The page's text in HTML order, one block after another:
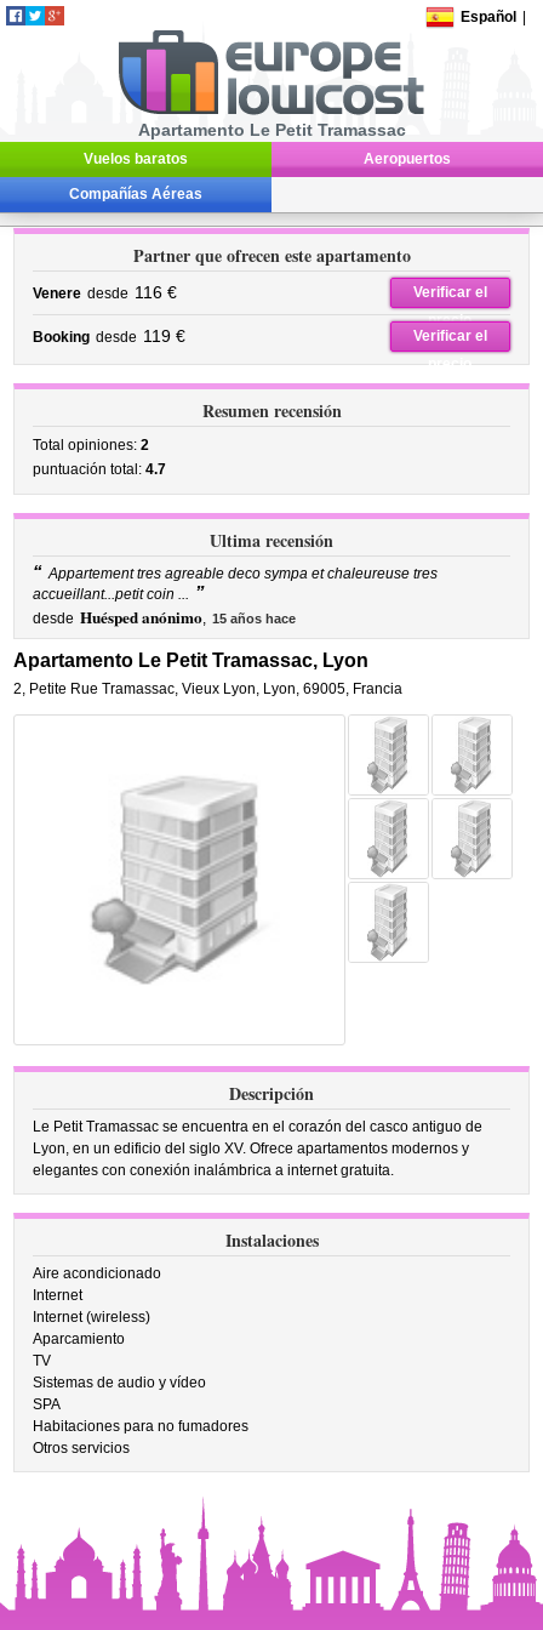
Español
Apartamento Le Petit Tramassac
Vuelos baratos Aeropuertos
Compañías Aéreas
Partner que ofrecen este apartamento
Venere desde 116 €
Verificar el
precio
Booking desde 119 €
Verificar el
precio
Resumen recensión
Total opiniones:2
puntuación total:4.7
Ultima recensión
“ Appartement tres agreable deco sympa et chaleureuse tres
accueillant...petit coin ... ”
desde Huésped anónimo, 15 años hace
Apartamento Le Petit Tramassac, Lyon
2, Petite Rue Tramassac,Vieux Lyon, Lyon,69005, Francia
Descripción
Le Petit Tramassac se encuentra en el corazón del casco antiguo de
Lyon, en un edificio del siglo XV. Ofrece apartamentos modernos y
elegantes con conexión inalámbrica a internet gratuita.
Instalaciones
Aire acondicionado
Internet
Internet (wireless)
Aparcamiento
TV
Sistemas de audio y vídeo
SPA
Habitaciones para no fumadores
Otros servicios